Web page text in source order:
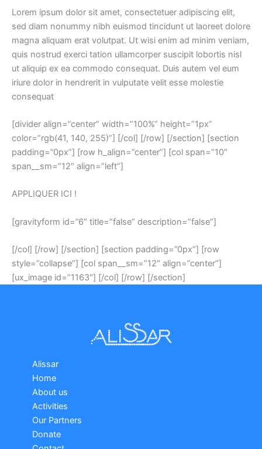
Lorem ipsum dolor sit amet, consectetuer adipiscing elit,
sed diam nonummy nibh euismod tincidunt ut laoreet dolore
magna aliquam erat volutpat. Ut wisi enim ad minim veniam,
quis nostrud exerci tation ullamcorper suscipit lobortis nisl
ut aliquip ex ea commodo consequat. Duis autem vel eum
iriure dolor in hendrerit in vulputate velit esse molestie
consequat
[divider align=”center” width=”100%” height=”1px”
color=”rgb(41, 140, 255)”] [/col] [/row] [/section] [section
padding=”0px”] [row h_align=”center”] [col span=”10″
span__sm=”12″ align=”left”]
APPLIQUER ICI !
[gravityform id=”6″ title=”false” description=”false”]
[/col] [/row] [/section] [section padding=”0px”] [row
style=”collapse”] [col span__sm=”12″ align=”center”]
[ux_image id=”1163″] [/col] [/row] [/section]
Alissar
Home
About us
Activities
Our Partners
Donate